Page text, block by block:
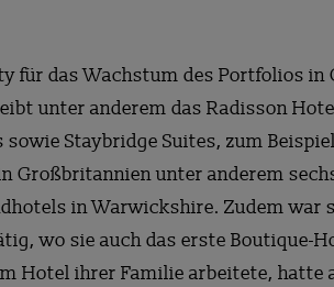
für das Wachstum des Portfolios
unter anderem das Radisson
Staybridge Suites, zum
Großbritannien unter anderem
in Warwickshire. Zudem war
wo sie auch das erste Boutique-
Hotel ihrer Familie arbeitete, hatte